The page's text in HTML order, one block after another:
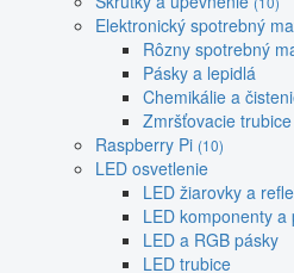
Elektronický spotrebný
Rôzny spotrebný
Pásky a lepidlá
Chemikálie a
Zmršťovacie trubice
Raspberry Pi (10)
LED osvetlenie
LED žiarovky a
LED komponenty a
LED a RGB pásky
LED trubice